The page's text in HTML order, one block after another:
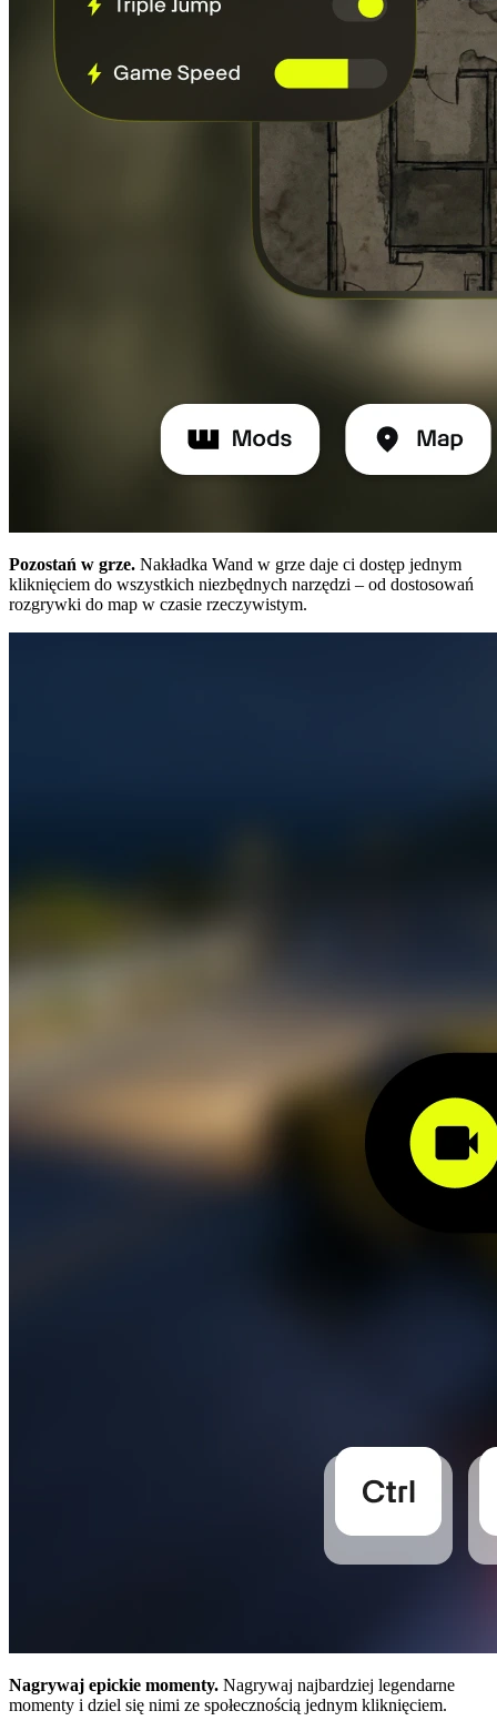
Pozostań w grze. Nakładka Wand w grze daje ci dostęp jednym
kliknięciem do wszystkich niezbędnych narzędzi – od dostosowań
rozgrywki do map w czasie rzeczywistym.
Nagrywaj epickie momenty. Nagrywaj najbardziej legendarne
momenty i dziel się nimi ze społecznością jednym kliknięciem.